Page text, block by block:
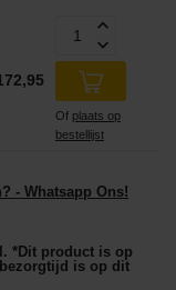
Of plaats op
bestellijst
- Whatsapp Ons!
*Dit product is op
is op dit